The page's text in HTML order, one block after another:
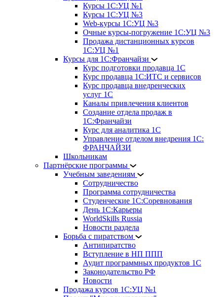
Курсы 1С:УЦ №1
Курсы 1С:УЦ №3
Web-курсы 1С:УЦ №3
Очные курсы-погружение 1С:УЦ №3
Продажа дистанционных курсов
1С:УЦ №1
Курсы для 1С:Франчайзи
Курс подготовки продавца 1С
Курс продавца 1С:ИТС и сервисов
Курс продавца внедренческих
услуг 1С
Каналы привлечения клиентов
Создание отдела продаж в
1С:Франчайзи
Курс для аналитика 1С
Управление отделом внедрения 1С:
ФРАНЧАЙЗИ
Школьникам
Партнёрские программы
Учебным заведениям
Сотрудничество
Программа сотрудничества
Студенческие 1С:Соревнования
День 1С:Карьеры
WorldSkills Russia
Новости раздела
Борьба с пиратством
Антипиратство
Вступление в НП ППП
Аудит программных продуктов 1С
Законодательство РФ
Новости
Продажа курсов 1С:УЦ №1